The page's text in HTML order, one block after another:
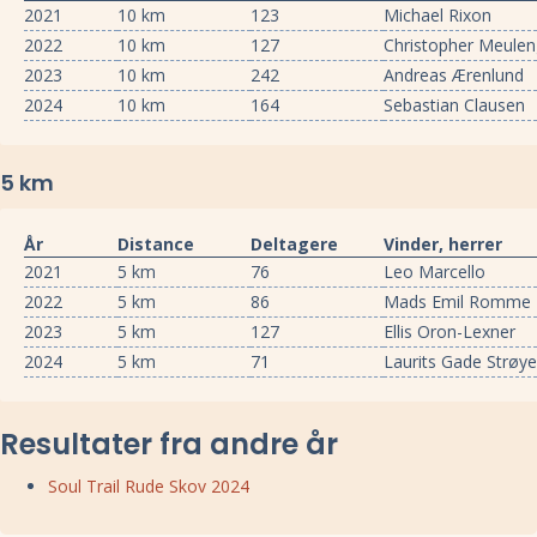
2021 10 km 123
Michael Rixon
2022
10 km 127
Christopher
2023
10 km 242
Andreas Ærenlund
2024
10 km 164 Sebastian Clausen
5 km
År Distance Deltagere
Vinder, herrer
2021
5 km 76
Leo Marcello
2022
5 km 86
Mads Emil Romme
2023
5 km 127
Ellis Oron-Lexner
2024
5 km 71 Laurits Gade
Resultater fra andre år
Soul Trail Rude Skov 2024